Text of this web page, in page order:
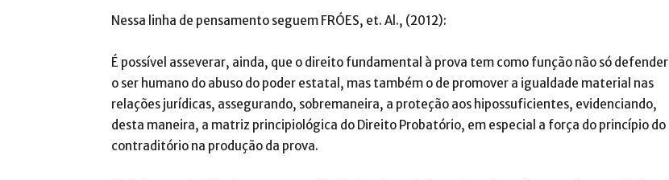
Nessa linha de pensamento seguem FRÓES, et. Al., (2012):
É possível asseverar, ainda, que o direito fundamental à prova tem como função não só defender
o ser humano do abuso do poder estatal, mas também o de promover a igualdade material nas
relações jurídicas, assegurando, sobremaneira, a proteção aos hipossuficientes, evidenciando,
desta maneira, a matriz principiológica do Direito Probatório, em especial a força do princípio do
contraditório na produção da prova.